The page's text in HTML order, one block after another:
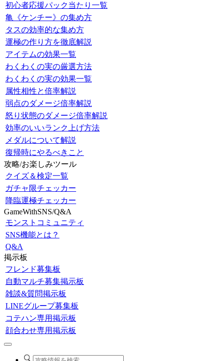
初心者応援パック当たり一覧
亀《ケンチー》の集め方
タスの効率的な集め方
運極の作り方を徹底解説
アイテムの効果一覧
わくわくの実の厳選方法
わくわくの実の効果一覧
属性相性と倍率解説
弱点のダメージ倍率解説
怒り状態のダメージ倍率解説
効率のいいランク上げ方法
メダルについて解説
復帰時にやるべきこと
攻略/お楽しみツール
クイズ＆検定一覧
ガチャ限チェッカー
降臨運極チェッカー
GameWithSNS/Q&A
モンストコミュニティ
SNS機能とは？
Q&A
掲示板
フレンド募集板
自動マルチ募集掲示板
雑談&質問掲示板
LINEグループ募集板
コテハン専用掲示板
顔合わせ専用掲示板